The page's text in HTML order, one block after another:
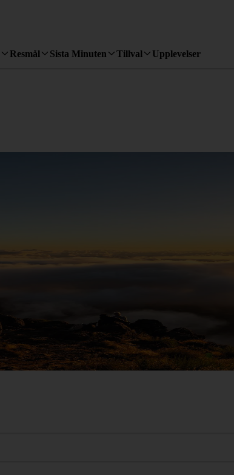
Resmål Sista Minuten Tillval Upplevelser